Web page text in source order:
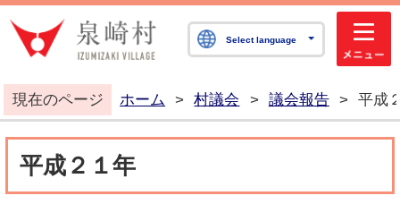
泉崎村公式ホームペ
Select language
現在のページ ホーム > 村議会 > 議会報告 > 平成
平成２１年